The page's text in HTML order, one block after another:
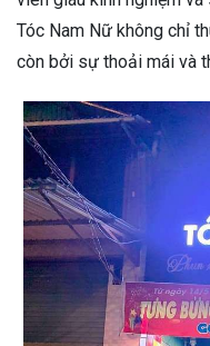
Tóc Nam Nữ không chỉ
còn bởi sự thoải mái và